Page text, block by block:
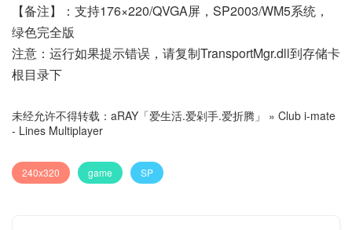
【备注】：支持176×220/QVGA屏，SP2003/WM5系统，
绿色完全版
注意：运行如果提示错误，请复制TransportMgr.dll到存储卡
根目录下
未经允许不得转载： aRAY「爱生活.爱剁手.爱折腾」 » Club i-mate
- Lines Multiplayer
240x320 game SP